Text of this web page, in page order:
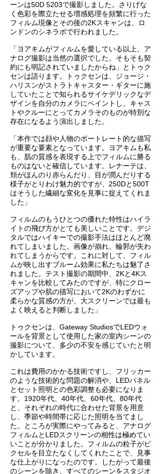
ーンは50D 5203で撮影しました。さりげな
く色彩を際立たせる増感処理を頻繁に行った
フィルム現像とその後の2Kスキャンは、ロ
ンドンのシネラボで行われました。
「ヨアキムがフィルムを愛している以上、ア
ナログ撮影は当然の選択でした。そもそも契
約にも明記されていましたからね」とトゥク
センは語ります。トゥクセンは、ジョージ・
ハリスンがストラトキャスター・ギターに施
していたことで知られるサイケデリックなデ
ザインを自分のカメラにペイントし、キャス
トやクルーにとってカメラそのものが特別な
存在になるよう演出しました。
「本作では顔や人物のポートレート的な描写
が重要な要素となっています。ヨアキムも私
も、肌の質感を表現する上でフィルムに勝る
ものはないと確信しています。レナーテは、
頬がほんのり赤らんだり、目が潤んだりする
様子がとりわけ魅力的ですが、250Dと500T
はそうした繊細な変化を見事に捉えてくれま
した」
フィルムのもうひとつの優れた特性はハイラ
イトの飛び方がとても美しいことです。デジ
タルではハイキーでの撮影手法はほとんど廃
れてしまいました。画像が崩れ、輪郭が失わ
れてしまうからです。これに対して、フィル
ムが映し出すブルーム効果に私たちは魅了さ
れました。テスト撮影の期間中、2Kと4Kス
キャンを比較してみたのですが、特にクロー
ズアップや肌の描写において2Kのわずかに
柔らかな質感の方が、大スクリーンでは最も
よく映えると判断しました」
トゥクセンは、Gateway StudiosでLEDウォ
ールを背景として使用した家の室内シーンの
撮影について、多少の不安を感じていたと明
かしています。
これは費用のかかる技術ですし、フリッカー
のような技術的な問題の解消や、LEDパネル
とセット照明との色彩調整も必要になりま
す。1920年代、40年代、60年代、80年代
と、それぞれの時代に合わせた背景を用意
し、季節や時間帯に応じた照明を当てまし
た。ところが実際にやってみると、アナログ
フィルムとLEDスクリーンの相性は極めてい
いことが分かりました。フィルムの粒子がピ
クセルを目立たなくしてくれたことで、見事
な仕上がりになったのです。したがって最後
のシーンを除き、すべてのシーンをスタジオ